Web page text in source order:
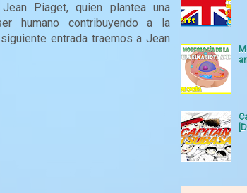
Piaget, quien plantea una
humano contribuyendo a la
entrada traemos a Jean